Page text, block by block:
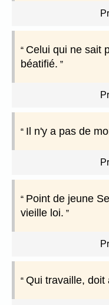
Celui qui ne sait
béatifié.
Il n'y a pas de
Point de jeune
vieille loi.
Qui travaille, doit